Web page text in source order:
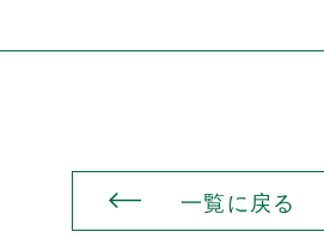
一覧に戻る